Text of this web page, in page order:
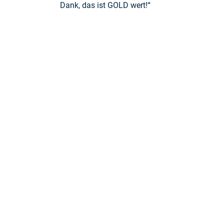
Dank, das ist GOLD wert!“